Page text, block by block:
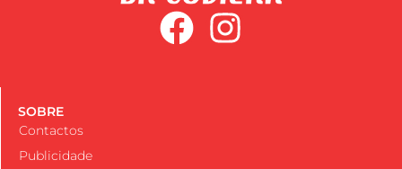
SOBRE
Contactos
Publicidade